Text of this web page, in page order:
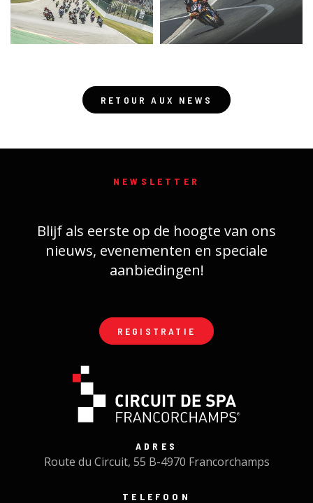
RETOUR AUX NEWS
NEWSLETTER
Blijf als eerste op de hoogte van ons
nieuws, evenementen en speciale
aanbiedingen!
REGISTRATIE
ADRES
Route du Circuit, 55 B-4970 Francorchamps
TELEFOON